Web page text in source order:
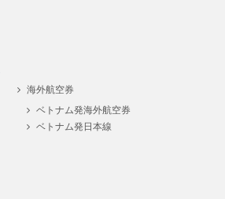
海外航空券
ベトナム発海外航空券
ベトナム発日本線